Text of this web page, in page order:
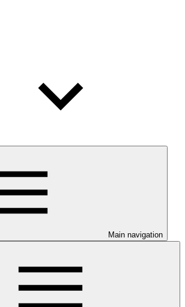
Main navigation